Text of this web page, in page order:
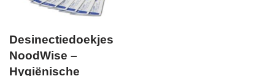
Desinectiedoekjes
NoodWise –
Hygiënische